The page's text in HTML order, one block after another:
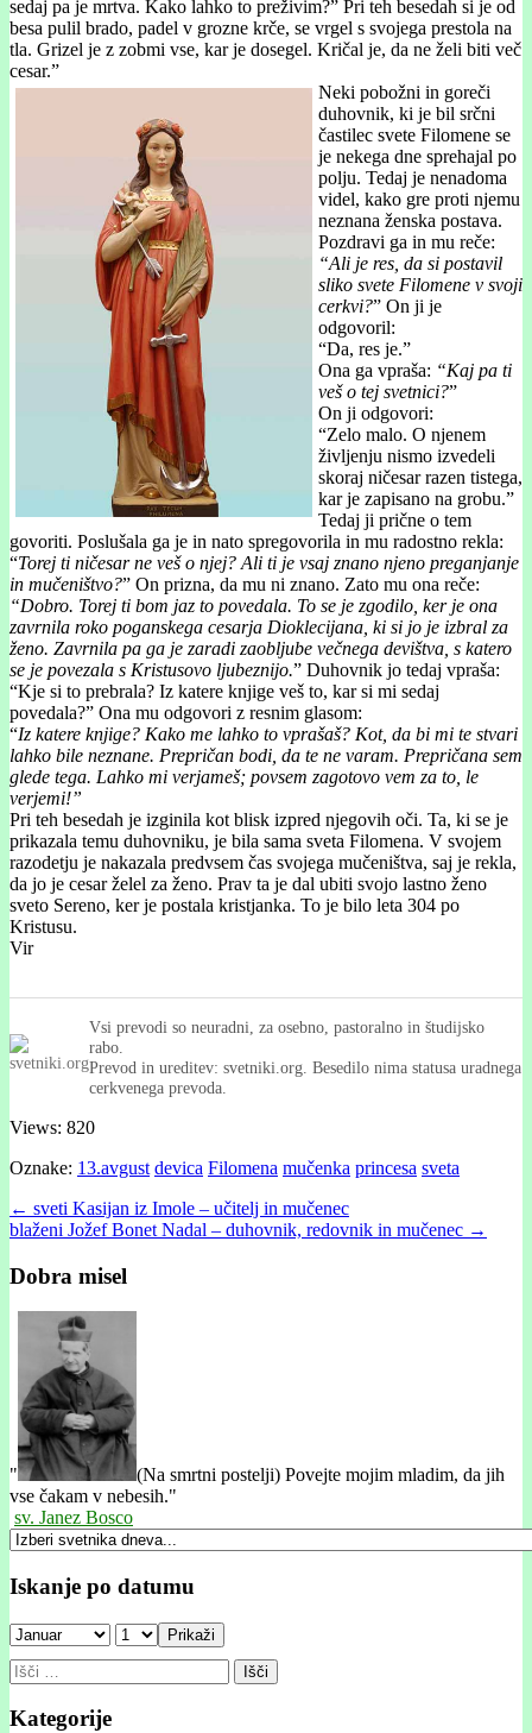
sedaj pa je mrtva. Kako lahko to preživim?” Pri teh besedah si je od
besa pulil brado, padel v grozne krče, se vrgel s svojega prestola na
tla. Grizel je z zobmi vse, kar je dosegel. Kričal je, da ne želi biti več
cesar.”
Neki pobožni in goreči
duhovnik, ki je bil srčni
častilec svete Filomene se
je nekega dne sprehajal po
polju. Tedaj je nenadoma
videl, kako gre proti njemu
neznana ženska postava.
Pozdravi ga in mu reče:
“Ali je res, da si postavil
sliko svete Filomene v svoji
cerkvi?” On ji je
odgovoril:
“Da, res je.”
Ona ga vpraša: “Kaj pa ti
veš o tej svetnici?”
On ji odgovori:
“Zelo malo. O njenem
življenju nismo izvedeli
skoraj ničesar razen tistega,
kar je zapisano na grobu.”
Tedaj ji prične o tem
govoriti. Poslušala ga je in nato spregovorila in mu radostno rekla:
“Torej ti ničesar ne veš o njej? Ali ti je vsaj znano njeno preganjanje
in mučeništvo?” On prizna, da mu ni znano. Zato mu ona reče:
“Dobro. Torej ti bom jaz to povedala. To se je zgodilo, ker je ona
zavrnila roko poganskega cesarja Dioklecijana, ki si jo je izbral za
ženo. Zavrnila pa ga je zaradi zaobljube večnega devištva, s katero
se je povezala s Kristusovo ljubeznijo.” Duhovnik jo tedaj vpraša:
“Kje si to prebrala? Iz katere knjige veš to, kar si mi sedaj
povedala?” Ona mu odgovori z resnim glasom:
“Iz katere knjige? Kako me lahko to vprašaš? Kot, da bi mi te stvari
lahko bile neznane. Prepričan bodi, da te ne varam. Prepričana sem
glede tega. Lahko mi verjameš; povsem zagotovo vem za to, le
verjemi!”
Pri teh besedah je izginila kot blisk izpred njegovih oči. Ta, ki se je
prikazala temu duhovniku, je bila sama sveta Filomena. V svojem
razodetju je nakazala predvsem čas svojega mučeništva, saj je rekla,
da jo je cesar želel za ženo. Prav ta je dal ubiti svojo lastno ženo
sveto Sereno, ker je postala kristjanka. To je bilo leta 304 po
Kristusu.
Vir
Vsi prevodi so neuradni, za osebno, pastoralno in študijsko
rabo.
Prevod in ureditev: svetniki.org. Besedilo nima statusa uradnega
cerkvenega prevoda.
Views: 820
Oznake: 13.avgust devica Filomena mučenka princesa sveta
Post
navigation
← sveti Kasijan iz Imole – učitelj in mučenec
blaženi Jožef Bonet Nadal – duhovnik, redovnik in mučenec →
Dobra misel
"
(Na smrtni postelji) Povejte mojim mladim, da jih
vse čakam v nebesih."
sv. Janez Bosco
Iskanje po datumu
Prikaži
Išči:
Kategorije